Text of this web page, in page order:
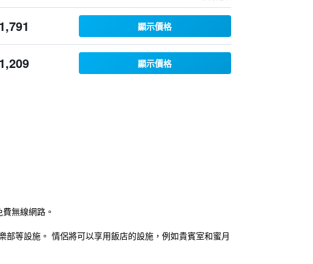
顯示價格
顯示價格
無線網路。
等設施。 情侶將可以享用飯店的設施，例如貴賓室和蜜月